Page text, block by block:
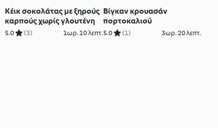
Κέικ σοκολάτας με ξηρούς
καρπούς χωρίς γλουτένη
5.0 (3) 1ωρ. 10 λεπτ.
Βίγκαν κρουασάν
πορτοκαλιού
5.0 (1) 3ωρ. 20 λεπτ.